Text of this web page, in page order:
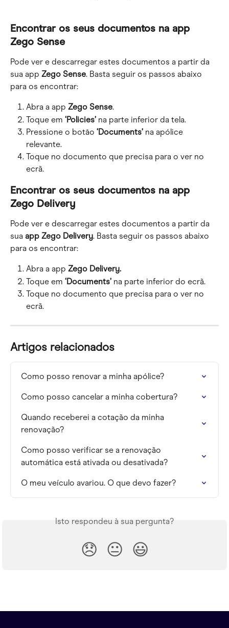
Encontrar os seus documentos na app
Zego Sense
Pode ver e descarregar estes documentos a partir da
sua app Zego Sense. Basta seguir os passos abaixo
para os encontrar:
Abra a app Zego Sense.
Toque em ‘Policies’ na parte inferior da tela.
Pressione o botāo ‘Documents’ na apólice
relevante.
Toque no documento que precisa para o ver no
ecrã.
Encontrar os seus documentos na app
Zego Delivery
Pode ver e descarregar estes documentos a partir da
sua app Zego Delivery. Basta seguir os passos abaixo
para os encontrar:
Abra a app Zego Delivery.
Toque em ‘Documents’ na parte inferior do ecrã.
Toque no documento que precisa para o ver no
ecrã.
Artigos relacionados
Como posso renovar a minha apólice?
Como posso cancelar a minha cobertura?
Quando receberei a cotação da minha
renovação?
Como posso verificar se a renovação
automática está ativada ou desativada?
O meu veículo avariou. O que devo fazer?
Isto respondeu à sua pergunta?
😞 😐 😃